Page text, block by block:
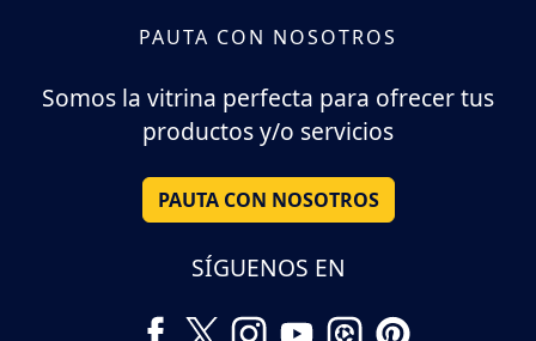
PAUTA CON NOSOTROS
Somos la vitrina perfecta para ofrecer tus
productos y/o servicios
PAUTA CON NOSOTROS
SÍGUENOS EN